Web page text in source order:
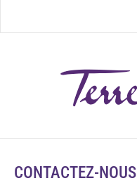
CONTACTEZ-NOUS